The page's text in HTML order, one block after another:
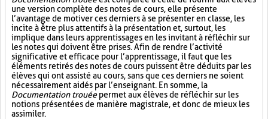
une version complète des notes de cours, elle présente
l’avantage de motiver ces derniers à se présenter en classe, les
incite à être plus attentifs à la présentation et, surtout, les
implique dans leurs apprentissages en les invitant à réfléchir sur
les notes qui doivent être prises. Afin de rendre l’activité
significative et efficace pour l’apprentissage, il faut que les
éléments retirés des notes de cours puissent être déduits par les
élèves qui ont assisté au cours, sans que ces derniers ne soient
nécessairement aidés par l’enseignant. En somme, la
Documentation trouéepermet aux élèves de réfléchir sur les
notions présentées de manière magistrale, et donc de mieux les
assimiler.